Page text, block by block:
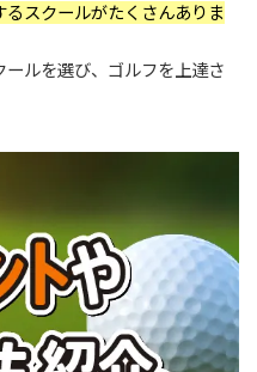
スクールがたくさんありま
ルを選び、ゴルフを上達さ